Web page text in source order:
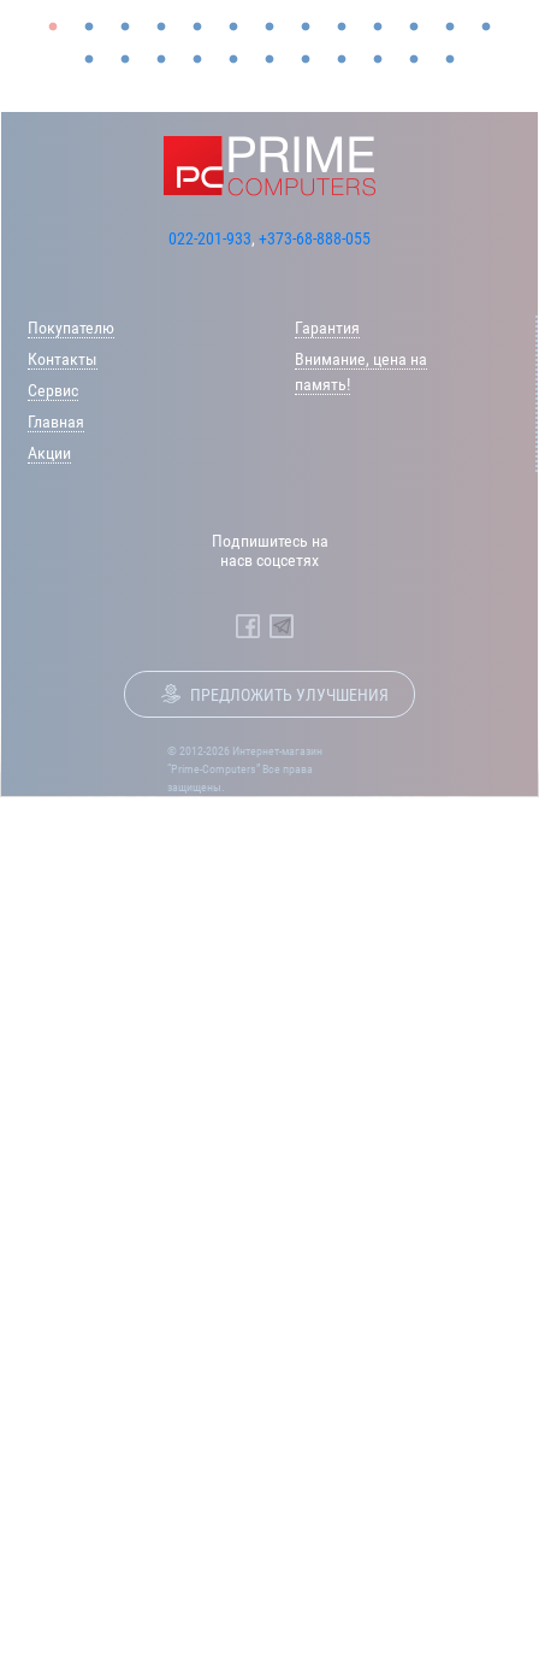
022-201-933, +373-68-888-055
Покупателю
Контакты
Сервис
Главная
Акции
Гарантия
Внимание, цена на
память!
Подпишитесь на
насв соцсетях
ПРЕДЛОЖИТЬ УЛУЧШЕНИЯ
© 2012-2026 Интернет-магазин
“Prime-Computers” Все права
защищены.